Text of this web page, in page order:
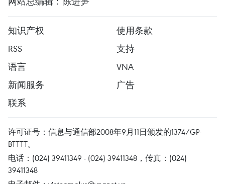
知识产权
使用条款
RSS
支持
语言
VNA
新闻服务
广告
联系
许可证号：信息与通信部2008年9月11日颁发的1374/GP-
BTTTT。
电话：(024) 39411349 - (024) 39411348，传真：(024)
39411348